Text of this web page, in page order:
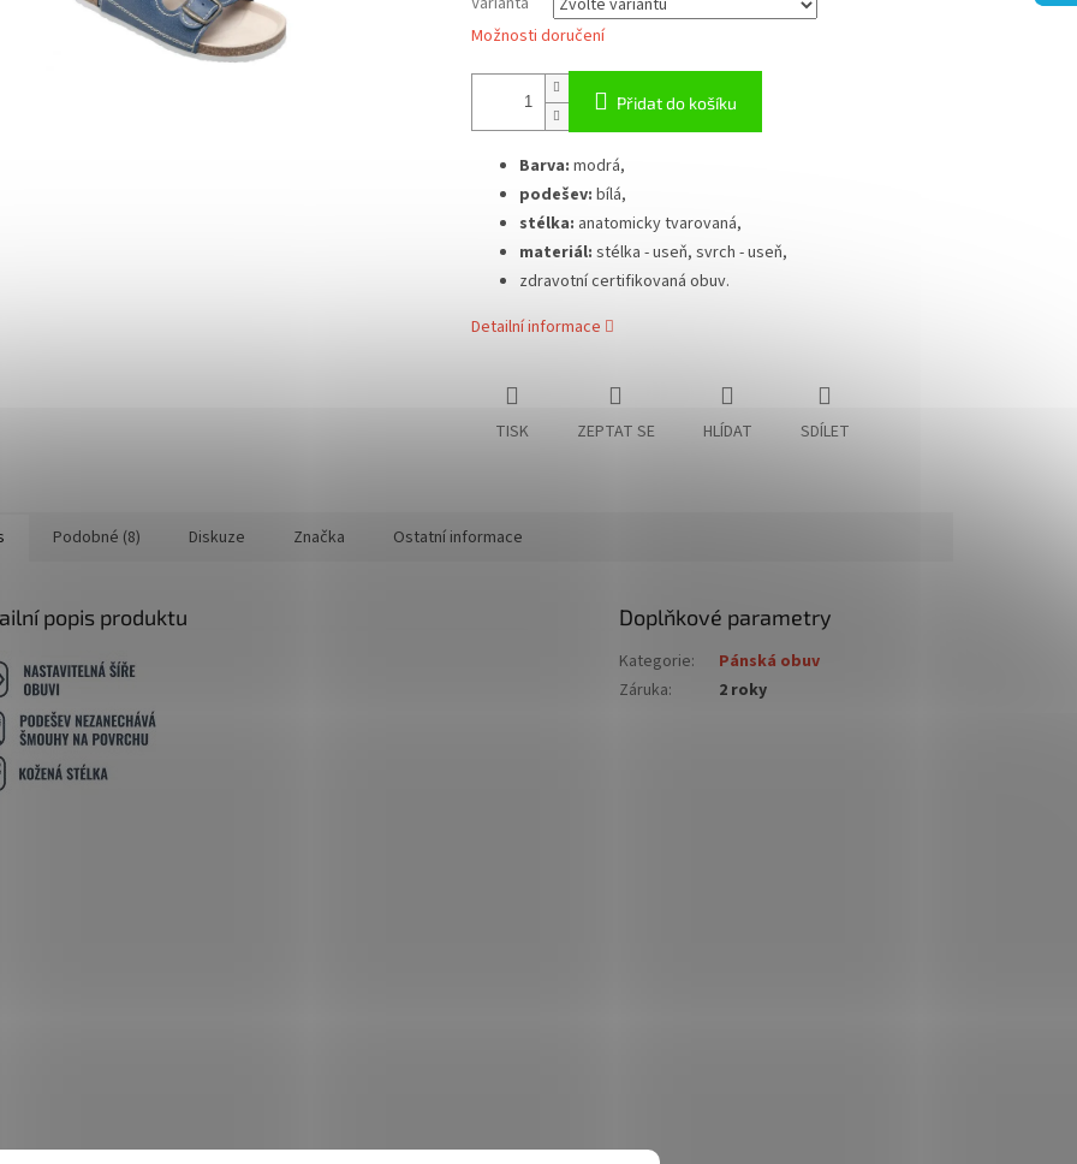
Možnosti doručení
Přidat do košíku
Barva: modrá,
podešev: bílá,
stélka: anatomicky tvarovaná,
materiál: stélka - useň, svrch - useň,
zdravotní certifikovaná obuv.
Detailní informace
TISK ZEPTAT SE HLÍDAT SDÍLET
Podobné (8) Diskuze Značka Ostatní informace
popis produktu Doplňkové parametry
Kategorie:
Pánská obuv
Záruka: 2 roky